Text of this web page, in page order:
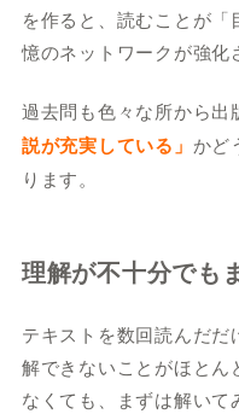
を作ると、読むことが
憶のネットワークが強化
過去問も色々な所から出
説が充実している」 かど
ります。
理解が不十分でも
テキストを数回読んだ
解できないことがほと
なくても、まずは解い